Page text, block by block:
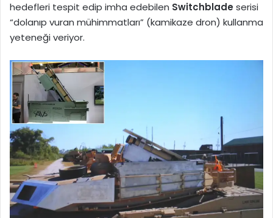
hedefleri tespit edip imha edebilen Switchbladeserisi
“dolanıp vuran mühimmatları” (kamikaze dron) kullanma
yeteneği veriyor.